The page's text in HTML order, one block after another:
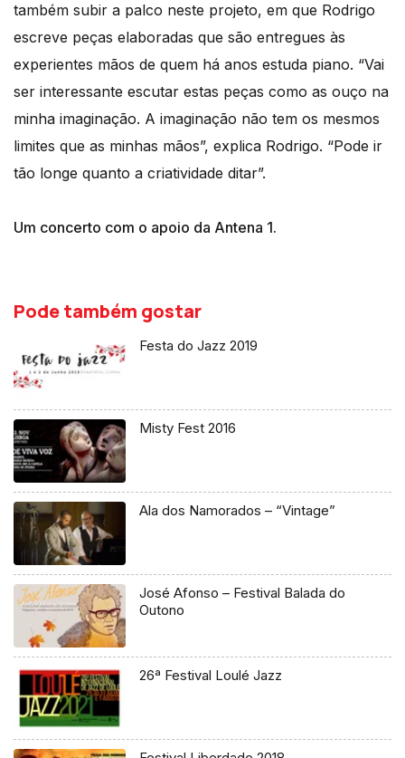
também subir a palco neste projeto, em que Rodrigo
escreve peças elaboradas que são entregues às
experientes mãos de quem há anos estuda piano. “Vai
ser interessante escutar estas peças como as ouço na
minha imaginação. A imaginação não tem os mesmos
limites que as minhas mãos”, explica Rodrigo. “Pode ir
tão longe quanto a criatividade ditar”.
Um concerto com o apoio da Antena 1.
Pode também gostar
Festa do Jazz 2019
Misty Fest 2016
Ala dos Namorados – “Vintage”
José Afonso – Festival Balada do
Outono
26ª Festival Loulé Jazz